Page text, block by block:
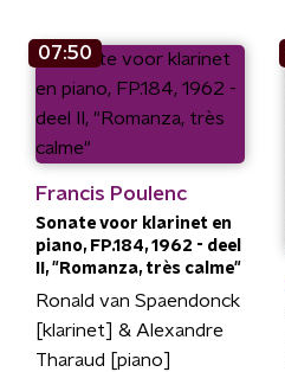
07:50
Francis Poulenc
Sonate voor klarinet en
piano, FP.184, 1962 - deel
II, "Romanza, très calme"
Ronald van Spaendonck
[klarinet] & Alexandre
Tharaud [piano]